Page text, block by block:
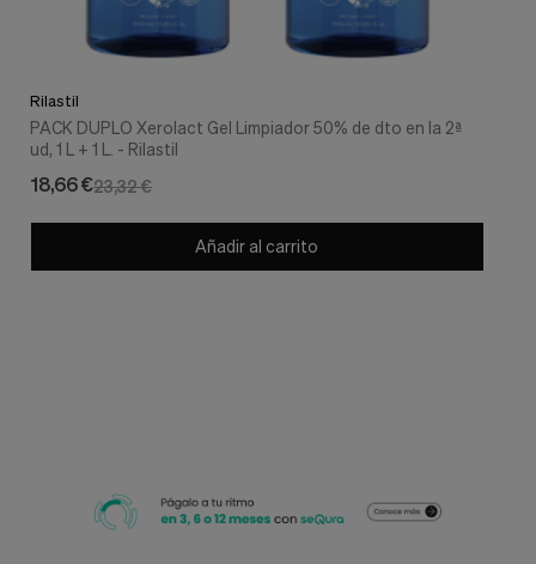
Rilastil
PACK DUPLO Xerolact Gel Limpiador 50% de dto en la 2ª
ud, 1 L + 1 L. - Rilastil
23,32 €
18,66 €
Añadir al carrito